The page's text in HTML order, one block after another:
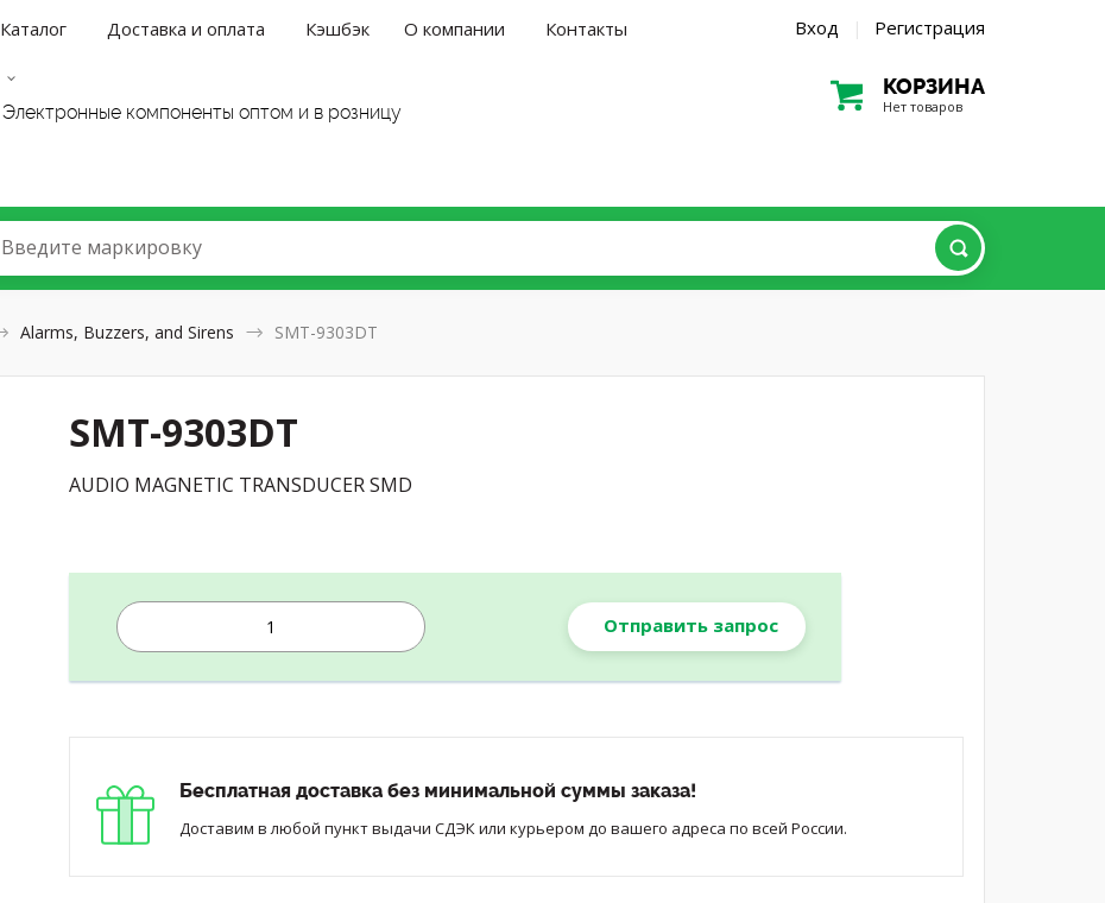
Каталог Доставка и оплата Кэшбэк О компании Контакты Вход | Регистрация
Электронные компоненты оптом и в розницу
КОРЗИНА
Нет товаров
Введите маркировку
Alarms, Buzzers, and Sirens SMT-9303DT
SMT-9303DT
AUDIO MAGNETIC TRANSDUCER SMD
Отправить запрос
Бесплатная доставка без минимальной суммы заказа!
Доставим в любой пункт выдачи СДЭК или курьером до вашего адреса по всей России.